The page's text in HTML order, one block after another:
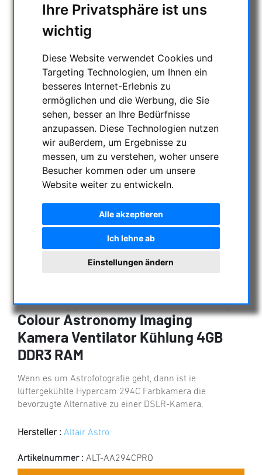
Ihre Privatsphäre ist uns
wichtig
Diese Website verwendet Cookies und
Targeting Technologien, um Ihnen ein
besseres Internet-Erlebnis zu
ermöglichen und die Werbung, die Sie
sehen, besser an Ihre Bedürfnisse
anzupassen. Diese Technologien nutzen
wir außerdem, um Ergebnisse zu
messen, um zu verstehen, woher unsere
Besucher kommen oder um unsere
Website weiter zu entwickeln.
Alle akzeptieren
Ich lehne ab
Einstellungen ändern
Altair Hypercam 294C PRO 11.6mp
Colour Astronomy Imaging
Kamera Ventilator Kühlung 4GB
DDR3 RAM
Wenn es um Astrofotografie geht, dann ist ie
lüftergekühlte Hypercam 294C Farbkamera die
bevorzugte Alternative zu einer DSLR-Kamera.
Hersteller : Altair Astro
Artikelnummer : ALT-AA294CPRO